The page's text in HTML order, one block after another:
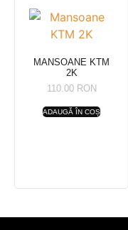
MANSOANE KTM
2K
110.00 RON
ADAUGĂ ÎN COȘ